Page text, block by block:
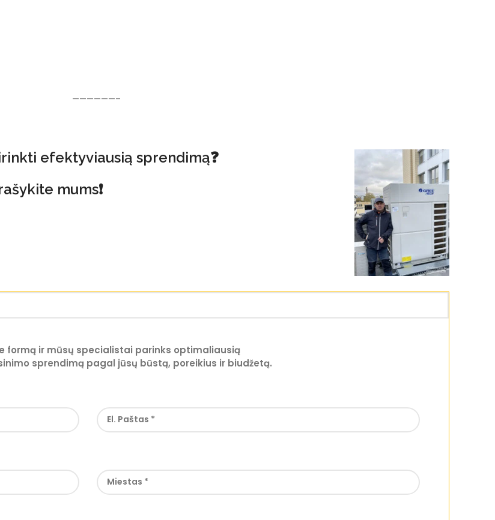
——————–
efektyviausią sprendimą❓
mums❗
formą ir mūsų specialistai parinks optimaliausią
sprendimą pagal jūsų būstą, poreikius ir biudžetą.